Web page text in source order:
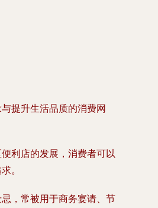
提升生活品质的消费网
利店的发展，消费者可以
。
，常被用于商务宴请、节